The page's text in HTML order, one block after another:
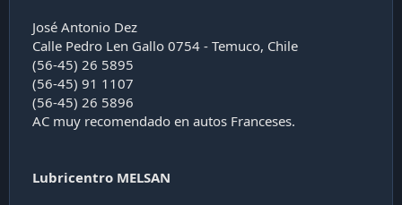
José Antonio Dez
Calle Pedro Len Gallo 0754 - Temuco, Chile
(56-45) 26 5895
(56-45) 91 1107
(56-45) 26 5896
AC muy recomendado en autos Franceses.
Lubricentro MELSAN